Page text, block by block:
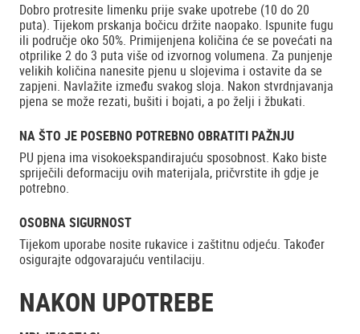
Dobro protresite limenku prije svake upotrebe (10 do 20
puta). Tijekom prskanja bočicu držite naopako. Ispunite fugu
ili područje oko 50%. Primijenjena količina će se povećati na
otprilike 2 do 3 puta više od izvornog volumena. Za punjenje
velikih količina nanesite pjenu u slojevima i ostavite da se
zapjeni. Navlažite između svakog sloja. Nakon stvrdnjavanja
pjena se može rezati, bušiti i bojati, a po želji i žbukati.
NA ŠTO JE POSEBNO POTREBNO OBRATITI PAŽNJU
PU pjena ima visokoekspandirajuću sposobnost. Kako biste
spriječili deformaciju ovih materijala, pričvrstite ih gdje je
potrebno.
OSOBNA SIGURNOST
Tijekom uporabe nosite rukavice i zaštitnu odjeću. Također
osigurajte odgovarajuću ventilaciju.
NAKON UPOTREBE